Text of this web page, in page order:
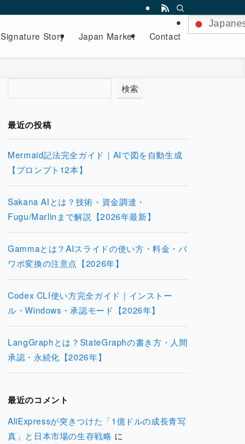
Signature Story Japan Market Contact
検索
最近の投稿
Mermaid記法完全ガイド｜AIで図を自動生成
【プロンプト12本】
Sakana AIとは？技術・資金調達・
Fugu/Marlinまで解説【2026年最新】
Gammaとは？AIスライドの使い方・料金・パ
ワポ変換の注意点【2026年】
Codex CLI使い方完全ガイド｜インストー
ル・Windows・承認モード【2026年】
LangGraphとは？StateGraphの書き方・人間
承認・永続化【2026年】
最近のコメント
AliExpressが突きつけた「1億ドルの成長青写
真」と日本市場の生存戦略 に